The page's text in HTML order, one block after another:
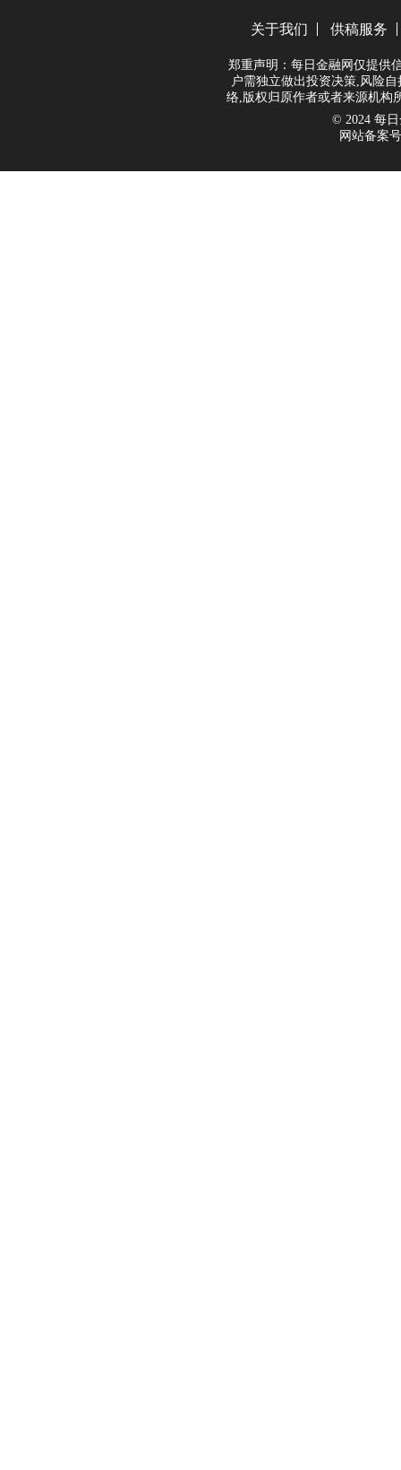
关于我们 供稿服务
郑重声明：每日金融网仅提供
户需独立做出投资决策,风险
络,版权归原作者或者来源机构
© 2024 每日
网站备案